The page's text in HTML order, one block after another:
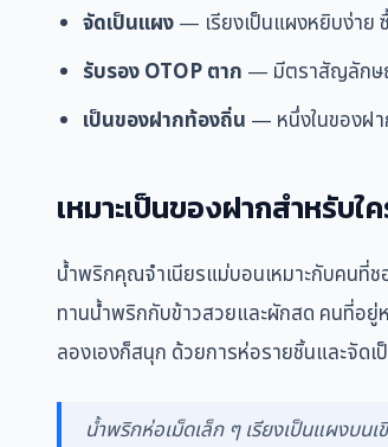
จัดเป็นแผง— เรียงเป็นแผงหยิบง่าย
รับรอง OTOP ตาก — มีตราสัญลักษ
เป็นของฝากท้องถิ่น — หนึ่งในของฝ
เหมาะเป็นของฝากสำหรับใ
น้ำพริกคุณจำเนียรแม่บอนเหมาะกับคนที่
ทานน้ำพริกกับข้าวสวยและผักสด คนที่อ
ลองเองก็สนุก ด้วยการห่อรายชิ้นและจัดเ
น้ำพริกห่อเม็ดเล็ก ๆ เรียงเป็นแผงบน